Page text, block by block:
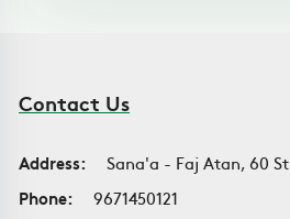
Contact Us
Address:
Sana'a - Faj Atan, 60
Phone:
9671450121